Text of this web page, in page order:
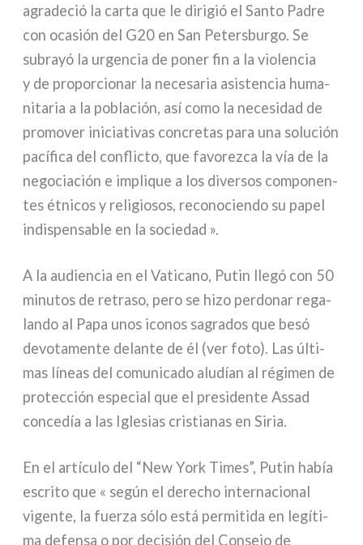
agra­de­ció la car­ta que le diri­gió el Santo Padre
con oca­sión del G20 en San Petersburgo. Se
sub­rayó la urgen­cia de poner fin a la vio­len­cia
y de pro­por­cio­nar la nece­sa­ria asi­sten­cia huma­
ni­ta­ria a la pobla­ción, así como la nece­si­dad de
pro­mo­ver ini­cia­ti­vas con­cre­tas para una solu­ción
pací­fi­ca del con­flic­to, que favo­re­z­ca la vía de la
nego­cia­ción e impli­que a los diver­sos com­po­nen­
tes étni­cos y reli­gio­sos, reco­no­cien­do su papel
indi­spen­sa­ble en la socie­dad ».
A la audien­cia en el Vaticano, Putin lle­gó con 50
minu­tos de retra­so, pero se hizo per­do­nar rega­
lan­do al Papa unos ico­nos sagra­dos que besó
devo­ta­men­te delan­te de él (ver foto). Las últi­
mas líneas del comu­ni­ca­do alu­dían al régi­men de
pro­tec­ción espe­cial que el pre­si­den­te Assad
con­ce­día a las Iglesias cri­stia­nas en Siria.
En el artí­cu­lo del “New York Times”, Putin había
escri­to que « según el dere­cho inter­na­cio­nal
vigen­te, la fuer­za sólo está per­mi­ti­da en legí­ti­
ma defen­sa o por deci­sión del Consejo de